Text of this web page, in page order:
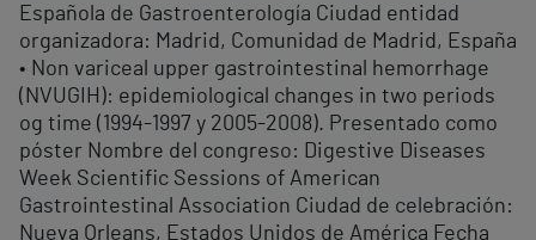
Española de Gastroenterología Ciudad entidad
organizadora: Madrid, Comunidad de Madrid, España
• Non variceal upper gastrointestinal hemorrhage
(NVUGIH): epidemiological changes in two periods
og time (1994-1997 y 2005-2008). Presentado como
póster Nombre del congreso: Digestive Diseases
Week Scientific Sessions of American
Gastrointestinal Association Ciudad de celebración:
Nueva Orleans, Estados Unidos de América Fecha